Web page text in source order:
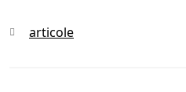
Categories
articole